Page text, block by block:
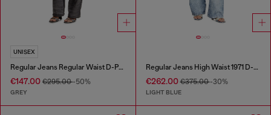
UNISEX
Regular Jeans Regular Waist D-Phant-chino
€147.00 €295.00-50%
GREY
Regular Jeans High Waist 1971 D-Sent
€262.00€375.00-30%
LIGHT BLUE